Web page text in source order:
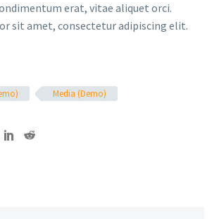
erat, vitae aliquet orci.
sit amet, consectetur adipiscing elit.
Media (Demo)